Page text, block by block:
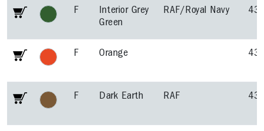
F
Interior Grey
Green
RAF/Royal Navy
F Orange
F Dark Earth RAF